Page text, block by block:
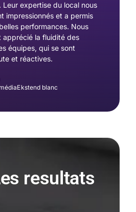
Leur expertise du local nous
impressionnés et a permis
performances. Nous
apprécié la fluidité des
équipes, qui se sont
et réactives.
Ekstend blanc
resultats